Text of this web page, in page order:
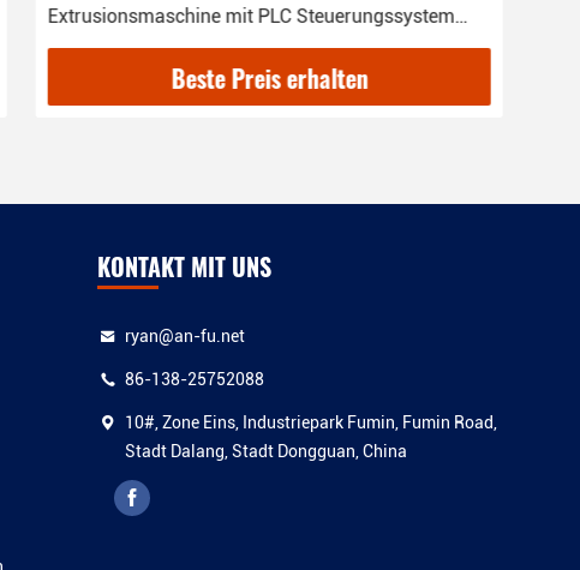
Extrusionsmaschine mit PLC Steuerungssystem
und CE-Zertifizierung
Beste Preis erhalten
KONTAKT MIT UNS
ryan@an-fu.net
86-138-25752088
10#, Zone Eins, Industriepark Fumin, Fumin Road,
Stadt Dalang, Stadt Dongguan, China